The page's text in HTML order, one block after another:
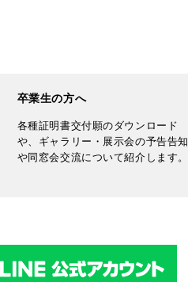
卒業生の方へ
各種証明書交付願のダウンロード
や、ギャラリー・展示会の予告告知
や同窓会交流について紹介します。